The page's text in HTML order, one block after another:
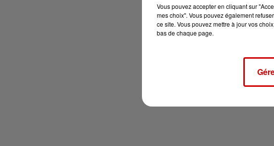
Vous pouvez accepter en cliquant sur
mes choix". Vous pouvez également
ce site. Vous pouvez mettre à jour vos
bas de chaque page.